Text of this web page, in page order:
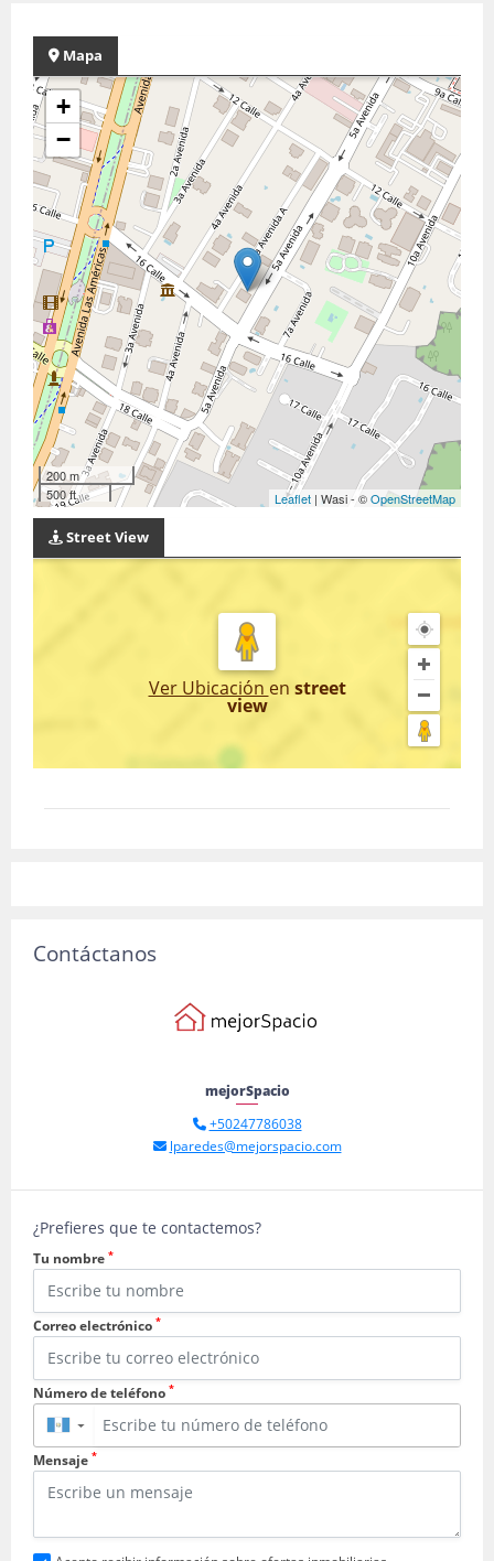
Mapa
+
−
200 m
500 ft
Leaflet | Wasi - ©OpenStreetMap
Street View
Ver Ubicación en street
view
Contáctanos
mejorSpacio
+50247786038
lparedes@mejorspacio.com
¿Prefieres que te contactemos?
Tu nombre *
Correo electrónico *
Número de teléfono *
▼
Mensaje *